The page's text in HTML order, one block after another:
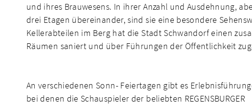
und ihres Brauwesens. In ihrer Anzahl und Ausdehnung,
drei Etagen übereinander, sind sie eine besondere
Kellerabteilen im Berg hat die Stadt Schwandorf einen
Räumen saniert und über Führungen der Öffentlichkeit
An verschiedenen Sonn- Feiertagen gibt es
bei denen die Schauspieler der beliebten REGENSBURGER